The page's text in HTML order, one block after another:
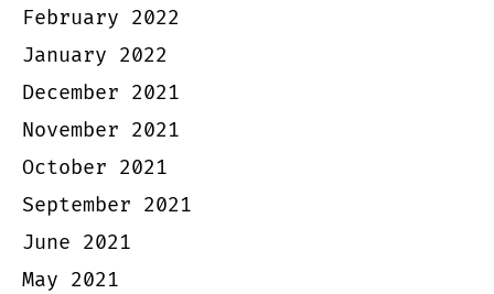
February 2022
January 2022
December 2021
November 2021
October 2021
September 2021
June 2021
May 2021